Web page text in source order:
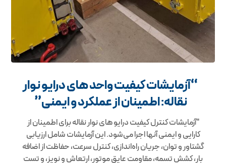
“آزمایشات کیفیت واحد های درایو نوار
نقاله: اطمینان از عملکرد و ایمنی”
"آزمایشات کنترل کیفیت درایو های نوار نقاله برای اطمینان از
کارایی و ایمنی آنها اجرا می‌شود. این آزمایشات شامل ارزیابی
گشتاور و توان، جریان راه‌اندازی، کنترل سرعت، حفاظت از اضافه
بار، کشش تسمه، مقاومت عایق موتور، ارتعاش و نویز، و تست